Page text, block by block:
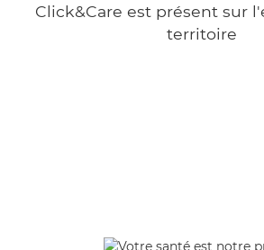
Click&Care est présent sur
territoire